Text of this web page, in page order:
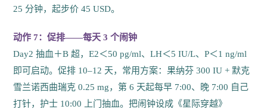
25 分钟，起步价 45 USD。
动作 7：促排——每天 3 个闹钟
Day2 抽血＋B 超，E2＜50 pg/ml、LH＜5 IU/L、P＜1 ng/ml
即可启动。促排 10–12 天，常用方案：果纳芬 300 IU + 默克
雪兰诺西曲瑞克 0.25 mg，第 6 天起每早 7:00、晚 7:00 自己
打针，护士 10:00 上门抽血。把闹钟设成《星际穿越》